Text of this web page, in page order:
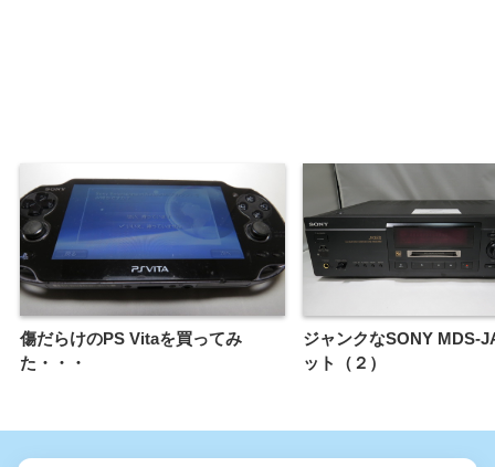
傷だらけのPS Vitaを買ってみ
た・・・
ジャンクなSONY MDS-
ット（２）